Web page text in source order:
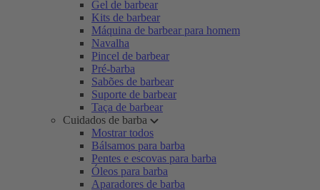
Gel de barbear
Kits de barbear
Máquina de barbear para homem
Navalha
Pincel de barbear
Pré-barba
Sabões de barbear
Suporte de barbear
Taça de barbear
Cuidados de barba
Mostrar todos
Bálsamos para barba
Pentes e escovas para barba
Óleos para barba
Aparadores de barba